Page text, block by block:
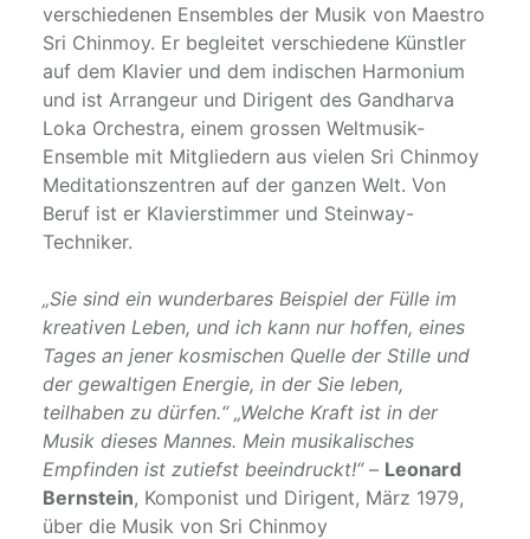
verschiedenen Ensembles der Musik von Maestro
Sri Chinmoy. Er begleitet verschiedene Künstler
auf dem Klavier und dem indischen Harmonium
und ist Arrangeur und Dirigent des Gandharva
Loka Orchestra, einem grossen Weltmusik-
Ensemble mit Mitgliedern aus vielen Sri Chinmoy
Meditationszentren auf der ganzen Welt. Von
Beruf ist er Klavierstimmer und Steinway-
Techniker.
„Sie sind ein wunderbares Beispiel der Fülle im
kreativen Leben, und ich kann nur hoffen, eines
Tages an jener kosmischen Quelle der Stille und
der gewaltigen Energie, in der Sie leben,
teilhaben zu dürfen.“ „Welche Kraft ist in der
Musik dieses Mannes. Mein musikalisches
Empfinden ist zutiefst beeindruckt!“ – Leonard
Bernstein, Komponist und Dirigent, März 1979,
über die Musik von Sri Chinmoy